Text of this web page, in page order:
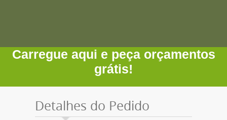
Carregue aqui e peça orçamentos
grátis!
Detalhes do Pedido